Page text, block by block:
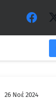
26 Νοέ 2024